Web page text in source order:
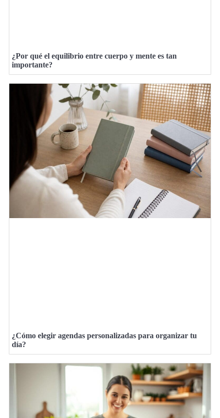
¿Por qué el equilibrio entre cuerpo y mente es tan
importante?
¿Cómo elegir agendas personalizadas para organizar tu
día?